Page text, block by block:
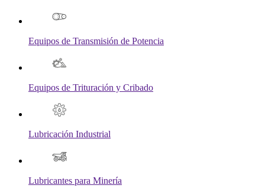
Equipos de Transmisión de Potencia
Equipos de Trituración y Cribado
Lubricación Industrial
Lubricantes para Minería